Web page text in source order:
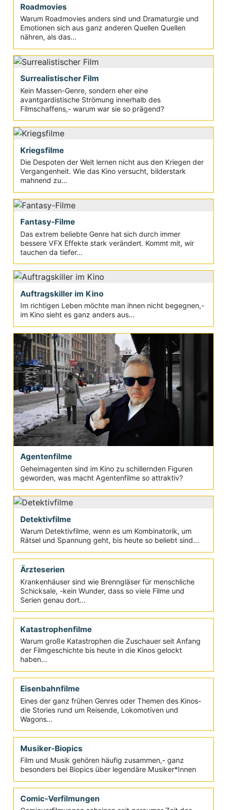
Roadmovies
Warum Roadmovies anders sind und Dramaturgie und
Emotionen sich aus ganz anderen Quellen Quellen
nähren, als das...
Surrealistischer Film
Kein Massen-Genre, sondern eher eine
avantgardistische Strömung innerhalb des
Filmschaffens,- warum war sie so prägend?
Kriegsfilme
Die Despoten der Welt lernen nicht aus den Kriegen der
Vergangenheit. Wie das Kino versucht, bilderstark
mahnend zu...
Fantasy-Filme
Das extrem beliebte Genre hat sich durch immer
bessere VFX Effekte stark verändert. Kommt mit, wir
tauchen da tiefer...
Auftragskiller im Kino
Im richtigen Leben möchte man ihnen nicht begegnen,-
im Kino sieht es ganz anders aus...
Geheimagenten sind im Kino zu schillernden Figuren
geworden, was macht Agentenfilme so attraktiv?
Detektivfilme
Warum Detektivfilme, wenn es um Kombinatorik, um
Ärzteserien
Krankenhäuser sind wie Brenngläser für menschliche
Schicksale, -kein Wunder, dass so viele Filme und
Serien genau dort...
Katastrophenfilme
Warum große Katastrophen die Zuschauer seit Anfang
der Filmgeschichte bis heute in die Kinos gelockt
haben...
Eisenbahnfilme
Eines der ganz frühen Genres oder Themen des Kinos-
die Stories rund um Reisende, Lokomotiven und